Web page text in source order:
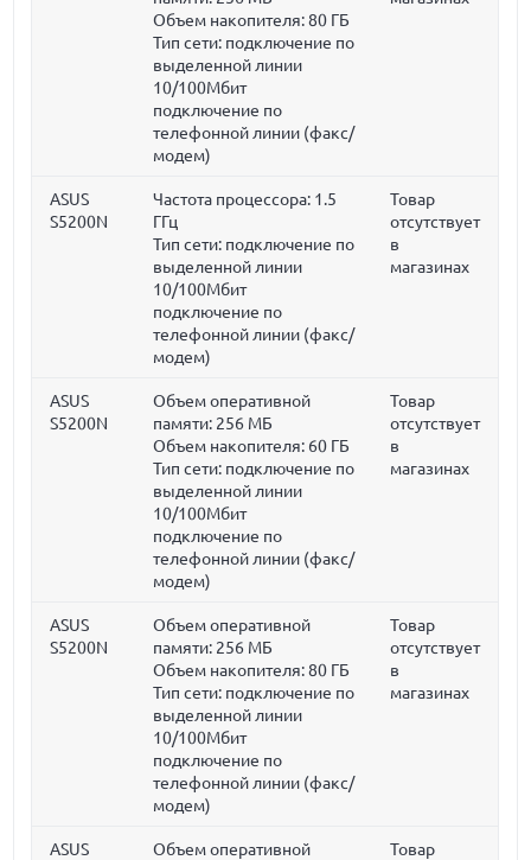
Объем накопителя:80 ГБ
Тип сети: подключение по
выделенной линии
10/100Мбит
подключение по
телефонной линии (факс/
модем)
ASUS
S5200N
Частота процессора: 1.5
ГГц
Тип сети: подключение по
выделенной линии
10/100Мбит
подключение по
телефонной линии (факс/
модем)
Товар
отсутствует
в
магазинах
ASUS
S5200N
Объем оперативной
памяти: 256 МБ
Объем накопителя: 60 ГБ
Тип сети: подключение по
выделенной линии
10/100Мбит
подключение по
телефонной линии (факс/
модем)
Товар
отсутствует
в
магазинах
ASUS
S5200N
Объем оперативной
памяти: 256 МБ
Объем накопителя:80 ГБ
Тип сети: подключение по
выделенной линии
10/100Мбит
подключение по
телефонной линии (факс/
модем)
Товар
отсутствует
в
магазинах
ASUS
Объем оперативной
Товар